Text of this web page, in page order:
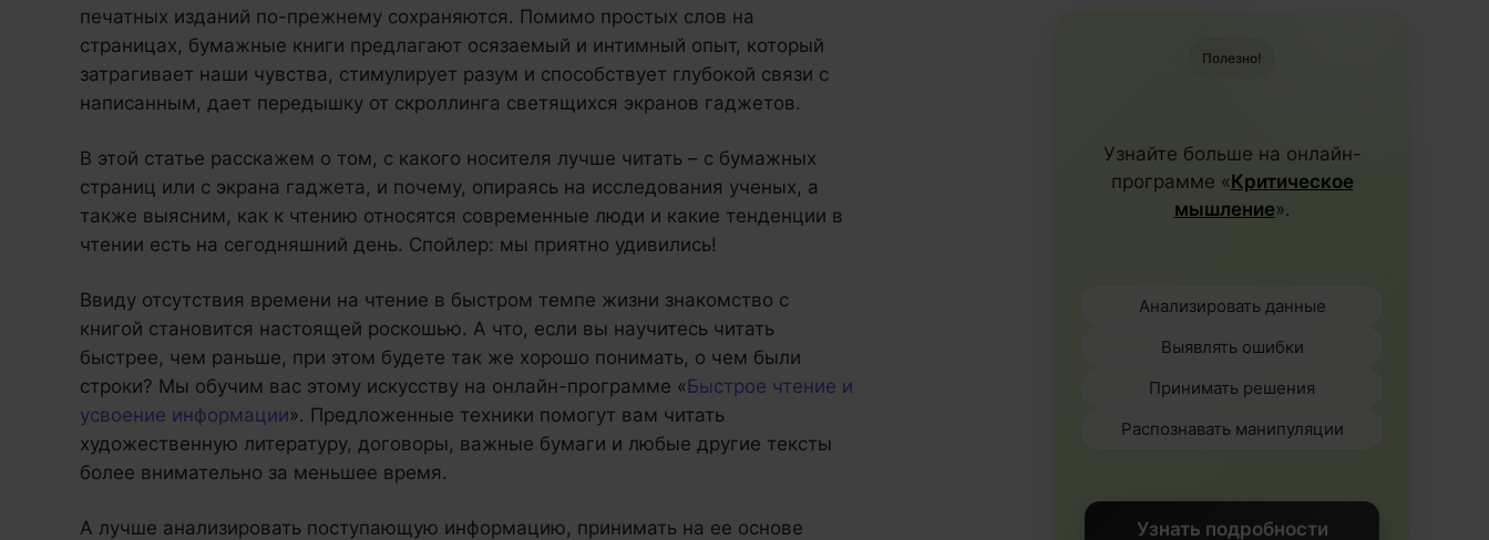
печатных изданий по-прежнему сохраняются. Помимо простых слов на
страницах, бумажные книги предлагают осязаемый и интимный опыт, который
затрагивает наши чувства, стимулирует разум и способствует глубокой связи с
написанным, дает передышку от скроллинга светящихся экранов гаджетов.
В этой статье расскажем о том, с какого носителя лучше читать – с бумажных
страниц или с экрана гаджета, и почему, опираясь на исследования ученых, а
также выясним, как к чтению относятся современные люди и какие тенденции в
чтении есть на сегодняшний день. Спойлер: мы приятно удивились!
Ввиду отсутствия времени на чтение в быстром темпе жизни знакомство с
книгой становится настоящей роскошью. А что, если вы научитесь читать
быстрее, чем раньше, при этом будете так же хорошо понимать, о чем были
строки? Мы обучим вас этому искусству на онлайн-программе «Быстрое чтение и
усвоение информации». Предложенные техники помогут вам читать
художественную литературу, договоры, важные бумаги и любые другие тексты
более внимательно за меньшее время.
А лучше анализировать поступающую информацию, принимать на ее основе
Полезно!
Узнайте больше на онлайн-
программе «Критическое
мышление».
Анализировать данные
Выявлять ошибки
Принимать решения
Распознавать манипуляции
Узнать подробности